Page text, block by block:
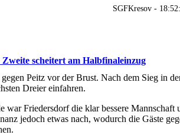
SGFKresov -
scheitert am Halbfinaleinzug
Peitz vor der Brust. Nach dem Sieg in
Dreier einfahren.
Friedersdorf die klar bessere Mannschaft
jedoch etwas nach, wodurch die Gäste